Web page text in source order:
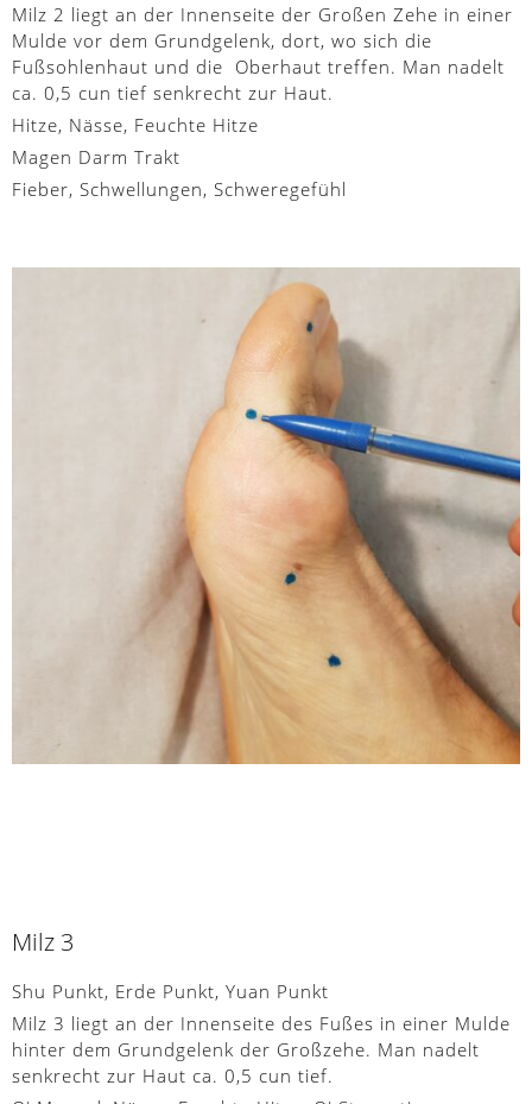
Milz 2 liegt an der Innenseite der Großen Zehe in einer
Mulde vor dem Grundgelenk, dort, wo sich die
Fußsohlenhaut und die Oberhaut treffen. Man nadelt
ca. 0,5 cun tief senkrecht zur Haut.
Hitze, Nässe, Feuchte Hitze
Magen Darm Trakt
Fieber, Schwellungen, Schweregefühl
Milz 3
Shu Punkt, Erde Punkt, Yuan Punkt
Milz 3 liegt an der Innenseite des Fußes in einer Mulde
hinter dem Grundgelenk der Großzehe. Man nadelt
senkrecht zur Haut ca. 0,5 cun tief.